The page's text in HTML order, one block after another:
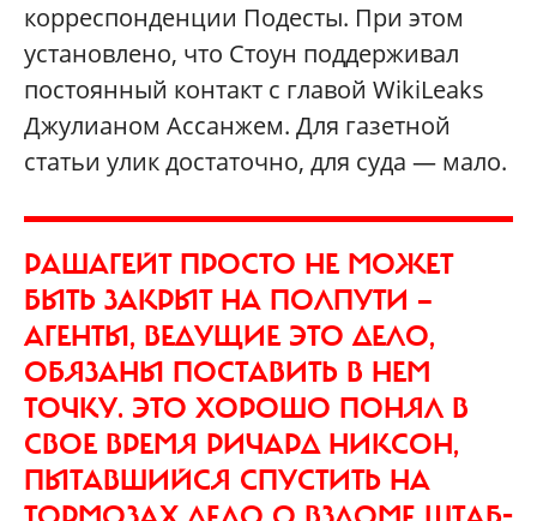
корреспонденции Подесты. При этом
установлено, что Стоун поддерживал
постоянный контакт с главой WikiLeaks
Джулианом Ассанжем. Для газетной
статьи улик достаточно, для суда — мало.
РАШАГЕЙТ ПРОСТО НЕ МОЖЕТ
БЫТЬ ЗАКРЫТ НА ПОЛПУТИ —
АГЕНТЫ, ВЕДУЩИЕ ЭТО ДЕЛО,
ОБЯЗАНЫ ПОСТАВИТЬ В НЕМ
ТОЧКУ. ЭТО ХОРОШО ПОНЯЛ В
СВОЕ ВРЕМЯ РИЧАРД НИКСОН,
ПЫТАВШИЙСЯ СПУСТИТЬ НА